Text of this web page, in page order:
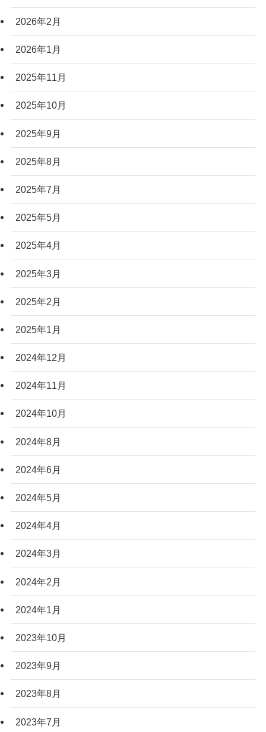
2026年2月
2026年1月
2025年11月
2025年10月
2025年9月
2025年8月
2025年7月
2025年5月
2025年4月
2025年3月
2025年2月
2025年1月
2024年12月
2024年11月
2024年10月
2024年8月
2024年6月
2024年5月
2024年4月
2024年3月
2024年2月
2024年1月
2023年10月
2023年9月
2023年8月
2023年7月